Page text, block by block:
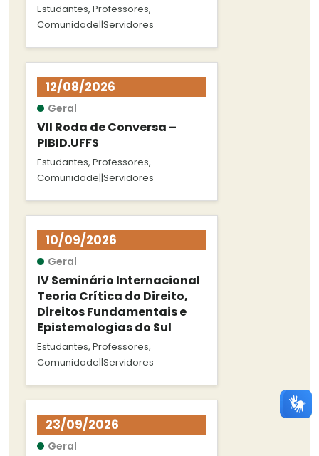
Estudantes, Professores,
Comunidade||Servidores
12/08/2026
Geral
VII Roda de Conversa –
PIBID.UFFS
Estudantes, Professores,
Comunidade||Servidores
10/09/2026
Geral
IV Seminário Internacional
Teoria Crítica do Direito,
Direitos Fundamentais e
Epistemologias do Sul
Estudantes, Professores,
Comunidade||Servidores
23/09/2026
Geral